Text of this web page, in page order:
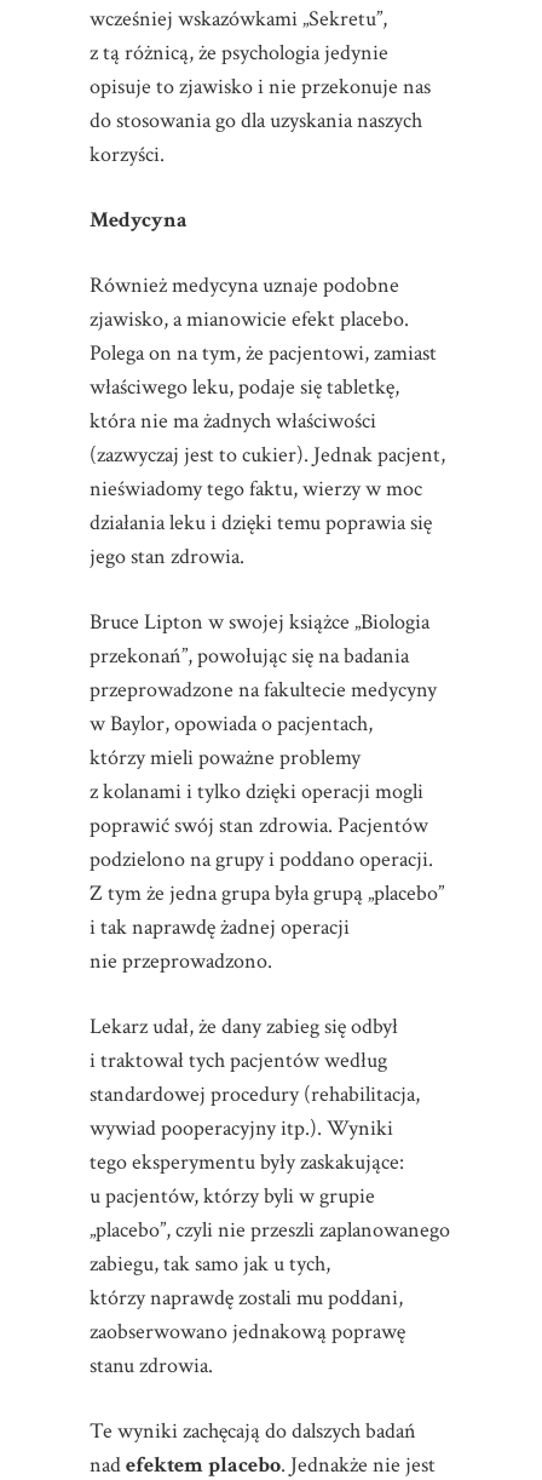
wcześniej wskazówkami „Sekretu”,
z tą różnicą, że psychologia jedynie
opisuje to zjawisko i nie przekonuje nas
do stosowania go dla uzyskania naszych
korzyści.
Medycyna
Również medycyna uznaje podobne
zjawisko, a mianowicie efekt placebo.
Polega on na tym, że pacjentowi, zamiast
właściwego leku, podaje się tabletkę,
która nie ma żadnych właściwości
(zazwyczaj jest to cukier). Jednak pacjent,
nieświadomy tego faktu, wierzy w moc
działania leku i dzięki temu poprawia się
jego stan zdrowia.
Bruce Lipton w swojej książce „Biologia
przekonań”, powołując się na badania
przeprowadzone na fakultecie medycyny
w Baylor, opowiada o pacjentach,
którzy mieli poważne problemy
z kolanami i tylko dzięki operacji mogli
poprawić swój stan zdrowia. Pacjentów
podzielono na grupy i poddano operacji.
Z tym że jedna grupa była grupą „placebo”
i tak naprawdę żadnej operacji
nie przeprowadzono.
Lekarz udał, że dany zabieg się odbył
i traktował tych pacjentów według
standardowej procedury (rehabilitacja,
wywiad pooperacyjny itp.). Wyniki
tego eksperymentu były zaskakujące:
u pacjentów, którzy byli w grupie
„placebo”, czyli nie przeszli zaplanowanego
zabiegu, tak samo jak u tych,
którzy naprawdę zostali mu poddani,
zaobserwowano jednakową poprawę
stanu zdrowia.
Te wyniki zachęcają do dalszych badań
nadefektem placebo. Jednakże nie jest